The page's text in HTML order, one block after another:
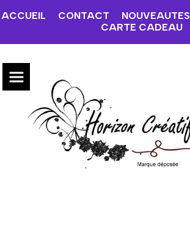
ACCUEIL CONTACT NOUVEAUTES
CARTE CADEAU